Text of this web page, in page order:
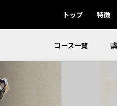
トップ 特徴
コース一覧